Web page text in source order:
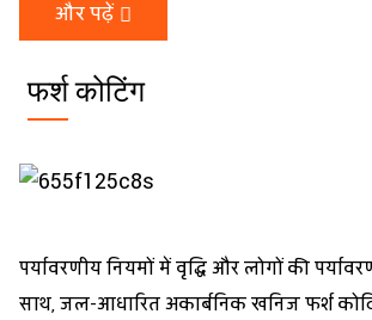
और पढ़ें
फर्श कोटिंग
पर्यावरणीय नियमों में वृद्धि और लोगों की
साथ, जल-आधारित अकार्बनिक खनिज फर्श